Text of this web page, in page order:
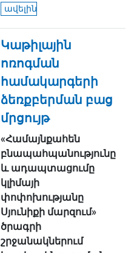
ավելին
Կաթիլային
ոռոգման
համակարգերի
ձեռքբերման բաց
մրցույթ
«Համայնքահեն
բնապահպանությունը
և ադապտացումը
կլիմայի
փոփոխությանը
Սյունիքի մարզում»
ծրագրի
շրջանակներում